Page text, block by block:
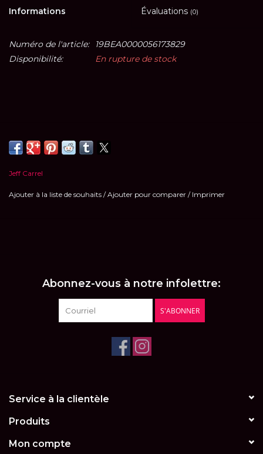
Informations Évaluations (0)
Numéro de l'article:
19BEA0000056173829
Disponibilité:
En rupture de stock
Jeff Carrel
Ajouter à la liste de souhaits /Ajouter pour comparer / Imprimer
Abonnez-vous à notre infolettre:
S'ABONNER
Service à la clientèle
Produits
Mon compte